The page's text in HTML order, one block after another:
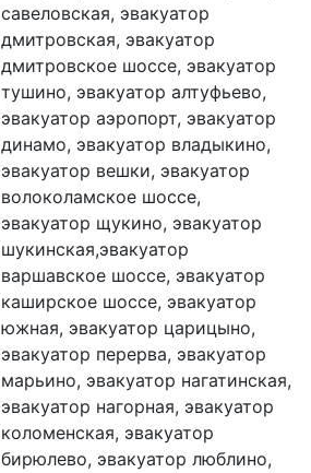
савеловская, эвакуатор
дмитровская, эвакуатор
дмитровское шоссе, эвакуатор
тушино, эвакуатор алтуфьево,
эвакуатор аэропорт, эвакуатор
динамо, эвакуатор владыкино,
эвакуатор вешки, эвакуатор
волоколамское шоссе,
эвакуатор щукино, эвакуатор
шукинская,эвакуатор
варшавское шоссе, эвакуатор
каширское шоссе, эвакуатор
южная, эвакуатор царицыно,
эвакуатор перерва, эвакуатор
марьино, эвакуатор нагатинская,
эвакуатор нагорная, эвакуатор
коломенская, эвакуатор
бирюлево, эвакуатор люблино,